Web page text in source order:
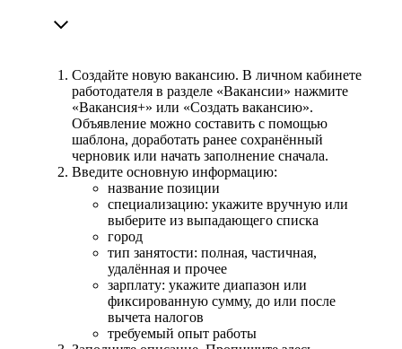
Создайте новую вакансию. В личном кабинете
работодателя в разделе «Вакансии» нажмите
«Вакансия+» или «Создать вакансию».
Объявление можно составить с помощью
шаблона, доработать ранее сохранённый
черновик или начать заполнение сначала.
Введите основную информацию:
название позиции
специализацию: укажите вручную или
выберите из выпадающего списка
город
тип занятости: полная, частичная,
удалённая и прочее
зарплату: укажите диапазон или
фиксированную сумму, до или после
вычета налогов
требуемый опыт работы